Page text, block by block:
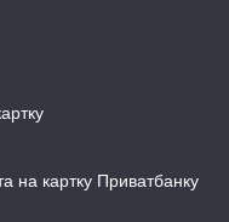
на картку Приватбанку